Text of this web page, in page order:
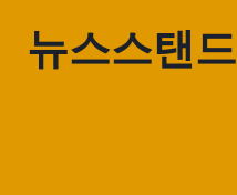
뉴스스탠드